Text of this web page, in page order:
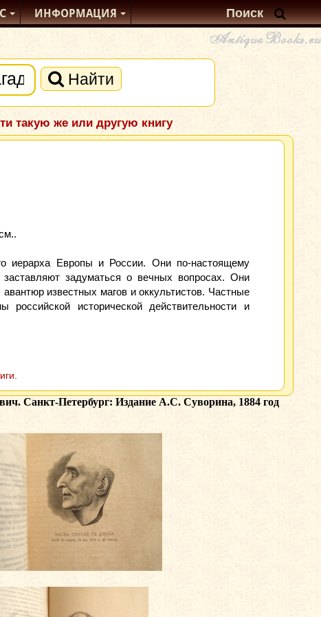
ИНФОРМАЦИЯ
Найти
такую же или другую книгу
иерарха Европы и России. Они по-настоящему
задуматься о вечных вопросах. Они
известных магов и оккультистов. Частные
исторической действительности и
Санкт-Петербург: Издание А.С. Суворина, 1884 год